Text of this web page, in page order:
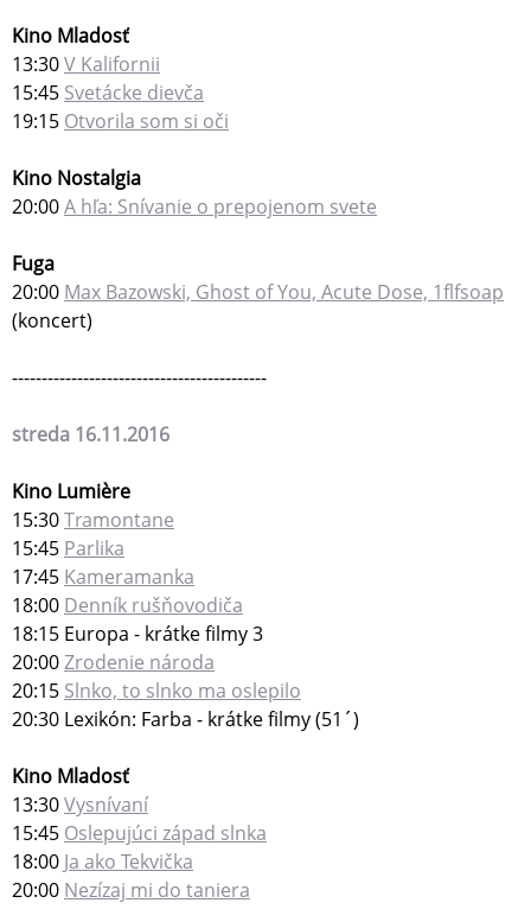
Kino Mladosť
13:30V Kalifornii
15:45 Svetácke dievča
19:15 Otvorila som si oči
Kino Nostalgia
20:00A hľa: Snívanie o prepojenom svete
Fuga
20:00 Max Bazowski, Ghost of You, Acute Dose, 1flfsoap
(koncert)
-------------------------------------------
streda 16.11.2016
Kino Lumière
15:30Tramontane
15:45 Parlika
17:45 Kameramanka
18:00 Denník rušňovodiča
18:15 Europa - krátke filmy 3
20:00Zrodenie národa
20:15 Slnko, to slnko ma oslepilo
20:30 Lexikón: Farba - krátke filmy (51´)
Kino Mladosť
13:30Vysnívaní
15:45 Oslepujúci západ slnka
18:00 Ja ako Tekvička
20:00 Nezízaj mi do taniera